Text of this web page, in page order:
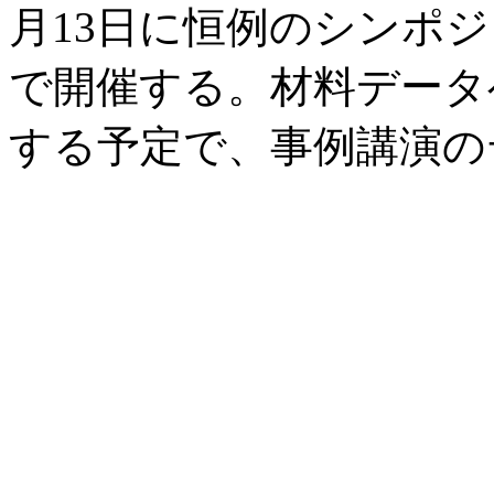
月13日に恒例のシンポ
で開催する。材料デー
する予定で、事例講演